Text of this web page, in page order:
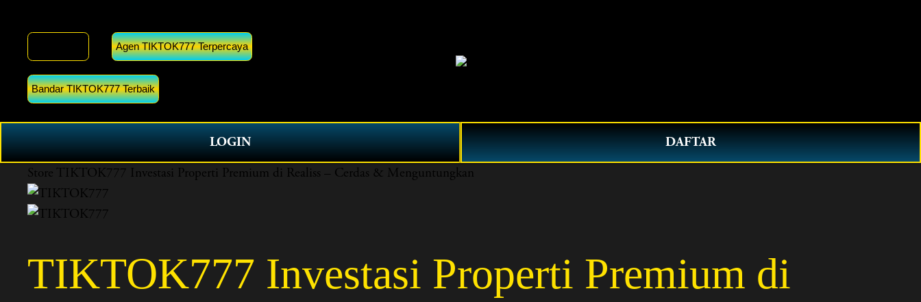
Agen TIKTOK777 Terpercaya
Bandar TIKTOK777 Terbaik
LOGIN DAFTAR
Store TIKTOK777 Investasi Properti Premium di Realiss – Cerdas & Menguntungkan
TIKTOK777 Investasi Properti Premium di